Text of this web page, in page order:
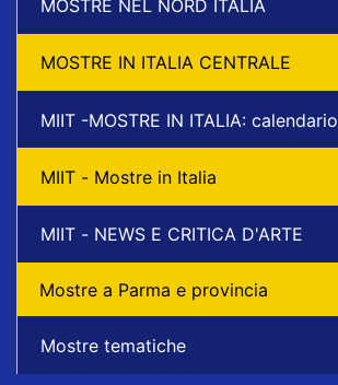
MOSTRE NEL NORD ITALIA
MOSTRE IN ITALIA CENTRALE
MIIT -MOSTRE IN ITALIA: calendario
MIIT - Mostre in Italia
MIIT - NEWS E CRITICA D'ARTE
Mostre a Parma e provincia
Mostre tematiche